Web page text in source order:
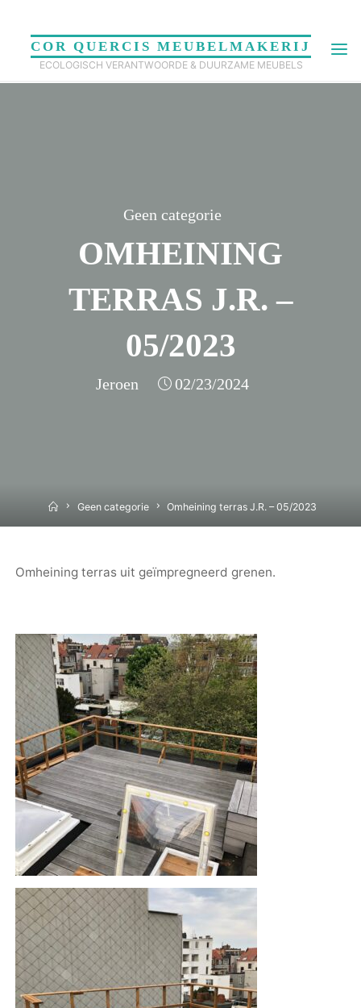
content
COR QUERCIS MEUBELMAKERIJ
ECOLOGISCH VERANTWOORDE & DUURZAME MEUBELS
Geen categorie
OMHEINING
TERRAS J.R. –
05/2023
Jeroen 02/23/2024
HomeGeen categorie Omheining terras J.R. – 05/2023
Omheining terras uit geïmpregneerd grenen.